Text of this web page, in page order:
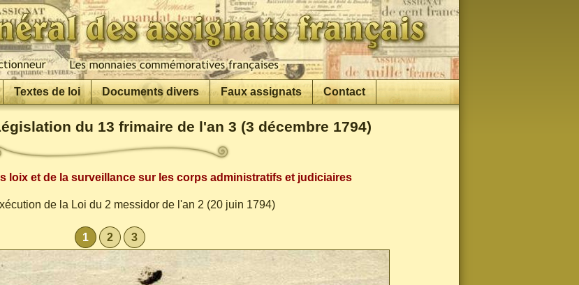
Textes de loi Documents divers Faux assignats Contact
du 13 frimaire de l'an 3 (3 décembre 1794)
loix et de la surveillance sur les corps administratifs et judiciaires
de la Loi du 2 messidor de l'an 2 (20 juin 1794)
1 2 3